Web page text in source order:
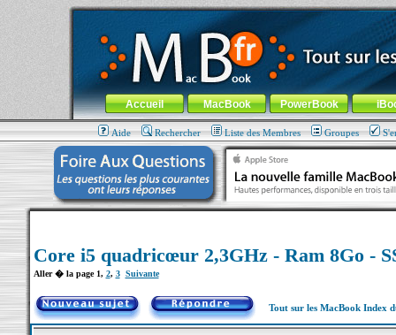
MacBook-fr.com : 100% Apple... 100% nomade !
Aller au contenu-Aller au menu général-Aller au menu de
Menu général
Accueil MacBook PowerBook
Aide Rechercher Liste des Membres Groupes
Core i5 quadricœur 2,3GHz - Ram 8Go -
Aller � la page 1, 2, 3 Suivante
Tout sur les MacBook Index